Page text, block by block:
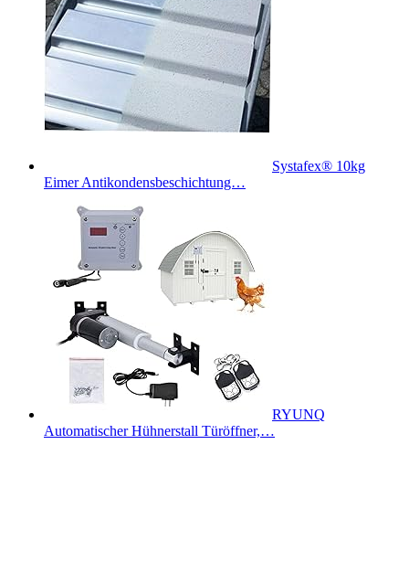
Systafex® 10kg
Eimer Antikondensbeschichtung…
RYUNQ
Automatischer Hühnerstall Türöffner,…